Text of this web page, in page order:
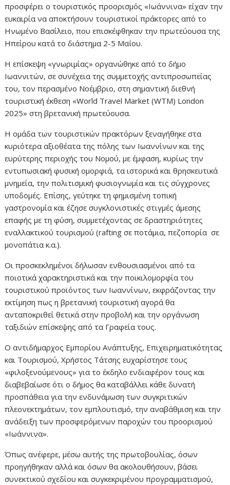
προσφέρει ο τουριστικός προορισμός «Ιωάννινα» είχαν την
ευκαιρία να αποκτήσουν τουριστικοί πράκτορες από το
Ηνωμένο Βασίλειο, που επισκέφθηκαν την πρωτεύουσα της
Ηπείρου κατά το διάστημα 2-5 Μαΐου.
Η επίσκεψη «γνωριμίας» οργανώθηκε από το δήμο
Ιωαννιτών, σε συνέχεια της συμμετοχής αντιπροσωπείας
του, τον περασμένο Νοέμβριο, στη σημαντική διεθνή
τουριστική έκθεση «World Travel Market (WTM) London
2025» στη βρετανική πρωτεύουσα.
Η ομάδα των τουριστικών πρακτόρων ξεναγήθηκε στα
κυριότερα αξιοθέατα της πόλης των Ιωαννίνων και της
ευρύτερης περιοχής του Νομού, με έμφαση, κυρίως την
εντυπωσιακή φυσική ομορφιά, τα ιστορικά και θρησκευτικά
μνημεία, την πολιτισμική φυσιογνωμία και τις σύγχρονες
υποδομές. Επίσης, γεύτηκε τη φημισμένη τοπική
γαστρονομία και έζησε συγκλονιστικές στιγμές άμεσης
επαφής με τη φύση, συμμετέχοντας σε δραστηριότητες
εναλλακτικού τουρισμού (rafting σε ποτάμια, πεζοπορία σε
μονοπάτια κ.α.).
Οι προσκεκλημένοι δήλωσαν ενθουσιασμένοι από τα
ποιοτικά χαρακτηριστικά και την ποικιλομορφία του
τουριστικού προϊόντος των Ιωαννίνων, εκφράζοντας την
εκτίμηση πως η βρετανική τουριστική αγορά θα
ανταποκριθεί θετικά στην προβολή και την οργάνωση
ταξιδιών επίσκεψης από τα Γραφεία τους.
Ο αντιδήμαρχος Εμπορίου Ανάπτυξης, Επιχειρηματικότητας
και Τουρισμού, Χρήστος Τάτσης ευχαρίστησε τους
«φιλοξενούμενους» για το έκδηλο ενδιαφέρον τους και
διαβεβαίωσε ότι ο δήμος θα καταβάλλει κάθε δυνατή
προσπάθεια για την ενδυνάμωση των συγκριτικών
πλεονεκτημάτων, τον εμπλουτισμό, την αναβάθμιση και την
ανάδειξη των προσφερόμενων παροχών του προορισμού
«Ιωάννινα».
Όπως ανέφερε, μέσω αυτής της πρωτοβουλίας, όσων
προηγήθηκαν αλλά και όσων θα ακολουθήσουν, βάσει
συνεκτικού σχεδίου και συγκεκριμένου προγραμματισμού,